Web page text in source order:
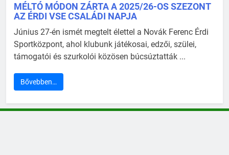
MÉLTÓ MÓDON ZÁRTA A 2025/26-OS SZEZONT
AZ ÉRDI VSE CSALÁDI NAPJA
Június 27-én ismét megtelt élettel a Novák Ferenc Érdi
Sportközpont, ahol klubunk játékosai, edzői, szülei,
támogatói és szurkolói közösen búcsúztatták ...
Bővebben…